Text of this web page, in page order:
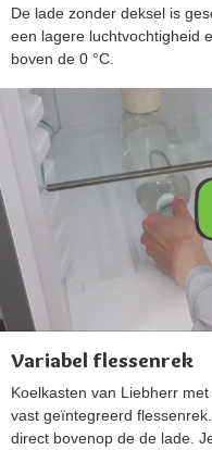
De lade zonder deksel is
een lagere luchtvochtigheid
boven de 0 °C.
Variabel flessenrek
Koelkasten van Liebherr
vast geïntegreerd
direct bovenop de de lade.